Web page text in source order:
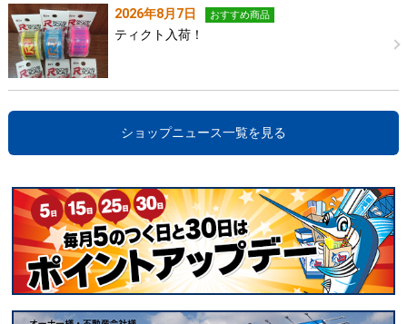
2026年8月7日 おすすめ商品
ティクト入荷！
ショップニュース一覧を見る